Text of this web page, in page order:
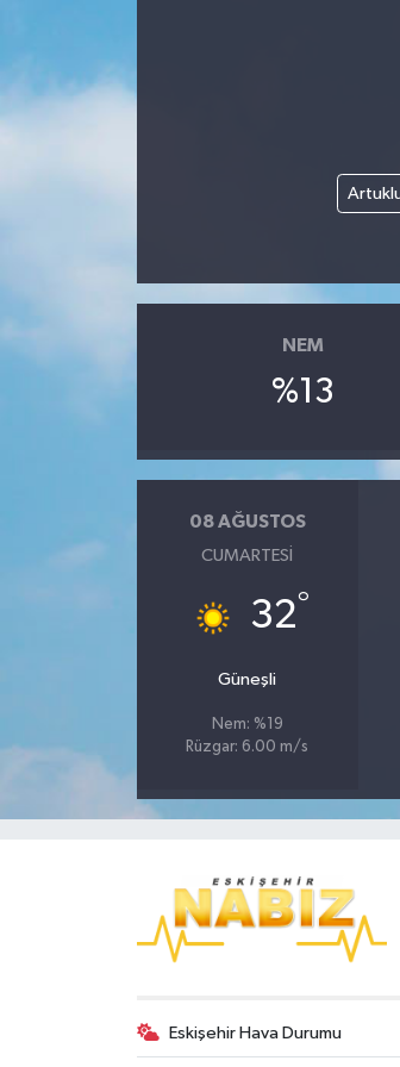
NEM
%13
08 AĞUSTOS
CUMARTESI
32°
Güneşli
Nem: %19
Rüzgar: 6.00 m/s
Eskişehir Hava Durumu
Kültür Sanat